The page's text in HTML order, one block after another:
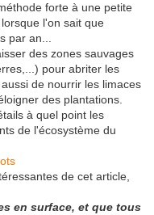
forte à une petite
l'on sait que
par an...
des zones sauvages
pour abriter les
de nourrir les limaces
des plantations.
à quel point les
de l'écosystème du
de cet article,
en surface, et que tous